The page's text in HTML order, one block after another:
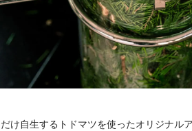
け自生するトドマツを使ったオリジナル